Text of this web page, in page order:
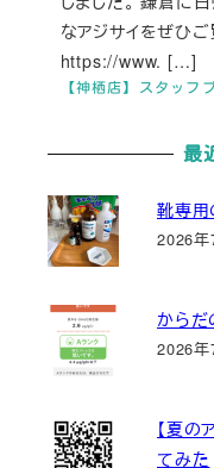
【神栖店】スタッフ
なアジサイをぜひ
https://www. […]
最
靴専用
2026年
から
2026年
【夏の
てみた